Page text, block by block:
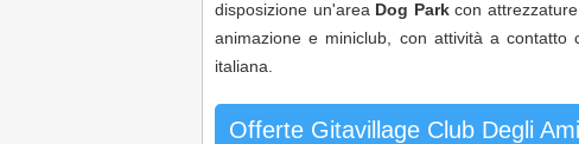
disposizione un'area Dog Parkcon
animazione e miniclub, con attività a
italiana.
Offerte Gitavillage Club Degli